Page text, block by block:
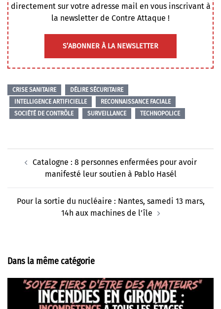
directement sur votre adresse mail en vous inscrivant à
la newsletter de Contre Attaque !
S’ABONNER À LA NEWSLETTER
CRISE SANITAIRE
DÉLIRE SÉCURITAIRE
INTELLIGENCE ARTIFICIELLE
RECONNAISSANCE FACIALE
SOCIÉTÉ DE CONTRÔLE
SURVEILLANCE TECHNOPOLICE
d’articleCatalogne : 8 personnes enfermées pour avoir
manifesté leur soutien à Pablo Hasél
Pour la sortie du nucléaire : Nantes, samedi 13 mars,
14h aux machines de l’île
Dans la même catégorie